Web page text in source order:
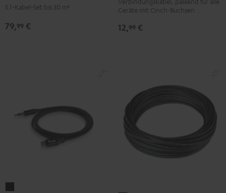
Set
"Advantage"
5.1‑Kabel‑Set bis 30 m²
79,99 €
Schwarz
Geräte mit Cinch-Buchsen
12,99 €